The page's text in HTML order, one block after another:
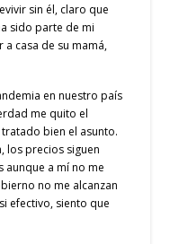
sin él, claro que
sido parte de mi
a casa de su mamá,
en nuestro país
me quito el
bien el asunto.
los precios siguen
aunque a mí no me
no me alcanzan
efectivo, siento que